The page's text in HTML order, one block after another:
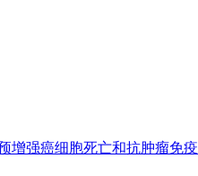
增强癌细胞死亡和抗肿瘤免疫